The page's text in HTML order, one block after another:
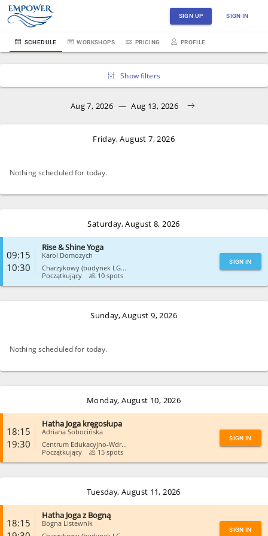
SIGN UP SIGN IN
SCHEDULE WORKSHOPS PRICING PROFILE
Show filters
Aug 7, 2026 — Aug 13, 2026
Friday, August 7, 2026
Nothing scheduled for today.
Saturday, August 8, 2026
09:15
10:30
Rise & Shine Yoga
Karol Domozych
Charzykowy (budynek LG...
Początkujący
10 spots
SIGN IN
CLOSE
Sunday, August 9, 2026
Nothing scheduled for today.
Monday, August 10, 2026
18:15
19:30
Hatha Joga kręgosłupa
Adriana Sobocińska
Centrum Edukacyjno-Wdr...
Początkujący
15 spots
SIGN IN
CLOSE
Tuesday, August 11, 2026
18:15
Hatha Joga z Bogną
Bogna Listewnik
SIGN IN